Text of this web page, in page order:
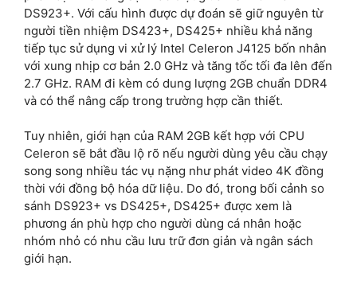
DS923+. Với cấu hình được dự đoán sẽ giữ nguyên từ
người tiền nhiệm DS423+, DS425+ nhiều khả năng
tiếp tục sử dụng vi xử lý Intel Celeron J4125 bốn nhân
với xung nhịp cơ bản 2.0 GHz và tăng tốc tối đa lên đến
2.7 GHz. RAM đi kèm có dung lượng 2GB chuẩn DDR4
và có thể nâng cấp trong trường hợp cần thiết.
Tuy nhiên, giới hạn của RAM 2GB kết hợp với CPU
Celeron sẽ bắt đầu lộ rõ nếu người dùng yêu cầu chạy
song song nhiều tác vụ nặng như phát video 4K đồng
thời với đồng bộ hóa dữ liệu. Do đó, trong bối cảnh so
sánh DS923+ vs DS425+, DS425+ được xem là
phương án phù hợp cho người dùng cá nhân hoặc
nhóm nhỏ có nhu cầu lưu trữ đơn giản và ngân sách
giới hạn.